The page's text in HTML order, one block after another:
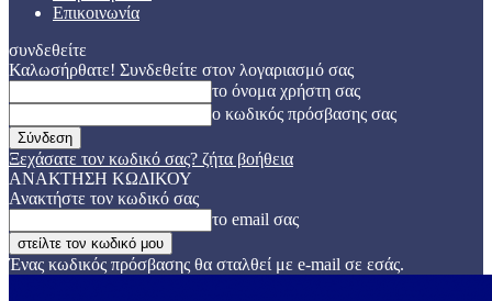
Επικοινωνία
συνδεθείτε
Καλωσήρθατε! Συνδεθείτε στον λογαριασμό σας
το όνομα χρήστη σας
ο κωδικός πρόσβασης σας
Ξεχάσατε τον κωδικό σας? ζήτα βοήθεια
ΑΝΑΚΤΗΣΗ ΚΩΔΙΚΟΥ
Ανακτήστε τον κωδικό σας
το email σας
Ένας κωδικός πρόσβασης θα σταλθεί με e-mail σε εσάς.